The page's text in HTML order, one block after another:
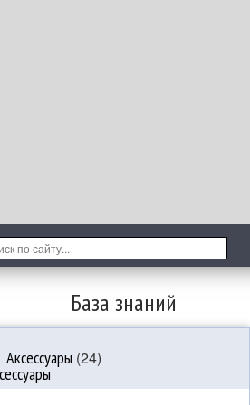
База знаний
Аксессуары (24)